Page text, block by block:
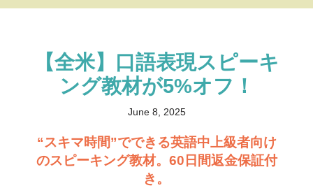
【全米】口語表現スピーキ
ング教材が5%オフ！
June 8, 2025
“スキマ時間”でできる英語中上級者向け
のスピーキング教材。60日間返金保証付
き。